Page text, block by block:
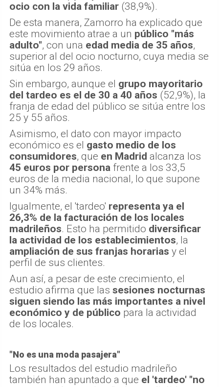
ocio con la vida familiar (38,9%).
De esta manera, Zamorro ha explicado que
este movimiento atrae a un público "más
adulto", con una edad media de 35 años,
superior al del ocio nocturno, cuya media se
sitúa en los 29 años.
Sin embargo, aunque el grupo mayoritario
del tardeo es el de 30 a 40 años (52,9%), la
franja de edad del público se sitúa entre los
25 y 55 años.
Asimismo, el dato con mayor impacto
económico es el gasto medio de los
consumidores, que en Madrid alcanza los
45 euros por persona frente a los 33,5
euros de la media nacional, lo que supone
un 34% más.
Igualmente, el 'tardeo' representa ya el
26,3% de la facturación de los locales
madrileños. Esto ha permitido diversificar
la actividad de los establecimientos, la
ampliación de sus franjas horarias y el
perfil de sus clientes.
Aun así, a pesar de este crecimiento, el
estudio afirma que las sesiones nocturnas
siguen siendo las más importantes a nivel
económico y de público para la actividad
de los locales.
"No es una moda pasajera"
Los resultados del estudio madrileño
también han apuntado a que el 'tardeo' "no